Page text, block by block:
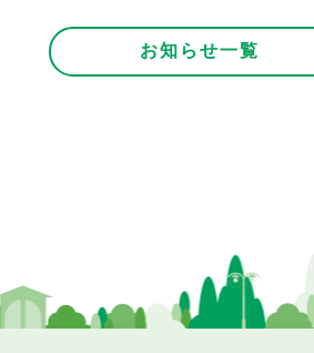
お知らせ一覧